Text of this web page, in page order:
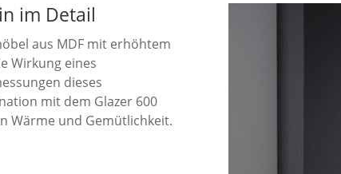
im Detail
aus MDF mit erhöhtem
Wirkung eines
dieses
mit dem Glazer 600
Wärme und Gemütlichkeit.